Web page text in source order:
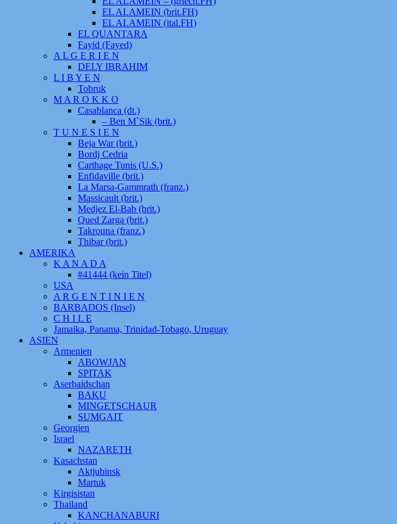
EL ALAMEIN (brit.FH)
EL ALAMEIN (ital.FH)
EL QUANTARA
Fayid (Fayed)
A L G E R I E N
DELY IBRAHIM
L I B Y E N
Tobruk
M A R O K K O
Casablanca (dt.)
– Ben M`Sik (brit.)
T U N E S I E N
Beja War (brit.)
Bordj Cedria
Carthage Tunis (U.S.)
Enfidaville (brit.)
La Marsa-Gammrath (franz.)
Massicault (brit.)
Medjez El-Bab (brit.)
Qued Zarga (brit.)
Takrouna (franz.)
Thibar (brit.)
AMERIKA
K A N A D A
#41444 (kein Titel)
USA
A R G E N T I N I E N
BARBADOS (Insel)
C H I L E
Jamaika, Panama, Trinidad-Tobago, Uruguay
ASIEN
Armenien
ABOWJAN
SPITAK
Aserbaidschan
BAKU
MINGETSCHAUR
SUMGAIT
Georgien
Israel
NAZARETH
Kasachstan
Aktjubinsk
Martuk
Kirgisistan
Thailand
KANCHANABURI